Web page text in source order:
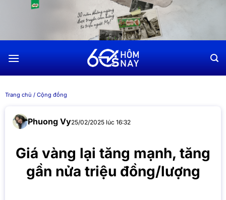
dung
Trang chủ / Cộng đồng
Phuong Vy25/02/2025 lúc 16:32
Giá vàng lại tăng mạnh, tăng
gần nửa triệu đồng/lượng